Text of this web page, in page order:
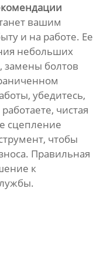
вашим
и на работе. Ее
небольших
замены болтов
убедитесь,
чистая
сцепление
чтобы
Правильная
к